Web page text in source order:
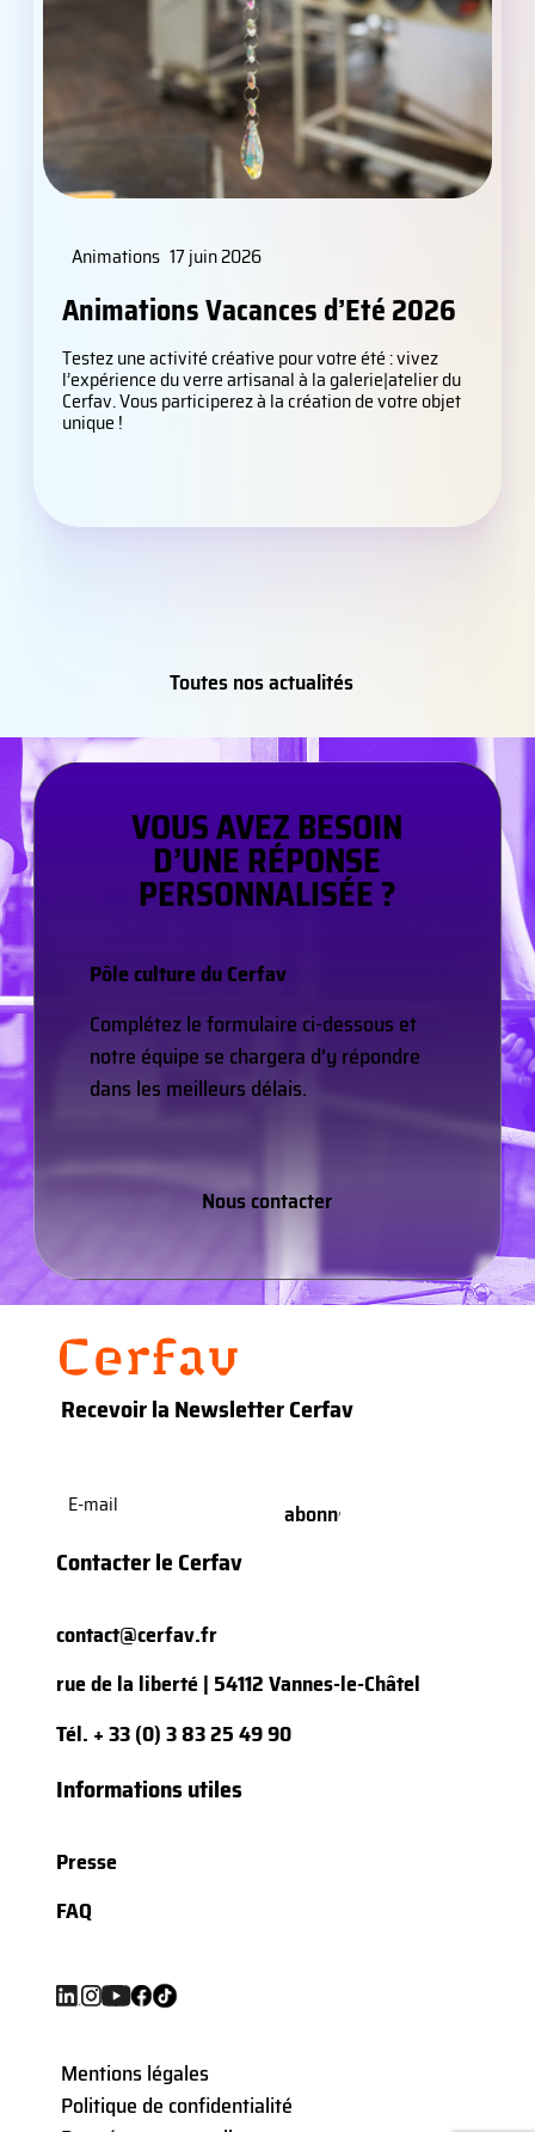
Animations 17 juin 2026
Animations Vacances d’Eté 2026
Testez une activité créative pour votre été : vivez
l’expérience du verre artisanal à la galerie|atelier du
Cerfav. Vous participerez à la création de votre objet
unique !
Toutes nos actualités
VOUS AVEZ BESOIN
D’UNE RÉPONSE
PERSONNALISÉE ?
Pôle culture du Cerfav
Complétez le formulaire ci-dessous et
notre équipe se chargera d’y répondre
dans les meilleurs délais.
Nous contacter
Recevoir la Newsletter Cerfav
mail(Nécessaire)
Contacter le Cerfav
contact@cerfav.fr
rue de la liberté | 54112 Vannes-le-Châtel
Tél. + 33 (0) 3 83 25 49 90
Informations utiles
Presse
FAQ
Mentions légales
Politique de confidentialité